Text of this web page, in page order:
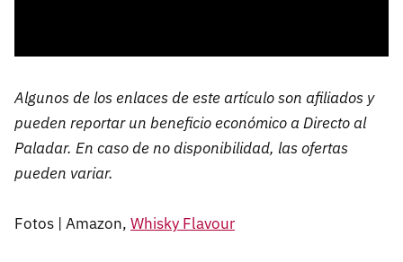
Algunos de los enlaces de este artículo son afiliados y
pueden reportar un beneficio económico a Directo al
Paladar. En caso de no disponibilidad, las ofertas
pueden variar.
Fotos | Amazon, Whisky Flavour